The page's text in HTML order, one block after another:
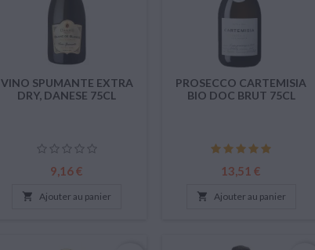
VINO SPUMANTE EXTRA
DRY, DANESE 75CL
Prix
9,16 €
 Ajouter au panier
PROSECCO CARTEMISIA
BIO DOC BRUT 75CL
Prix
13,51 €
 Ajouter au panier